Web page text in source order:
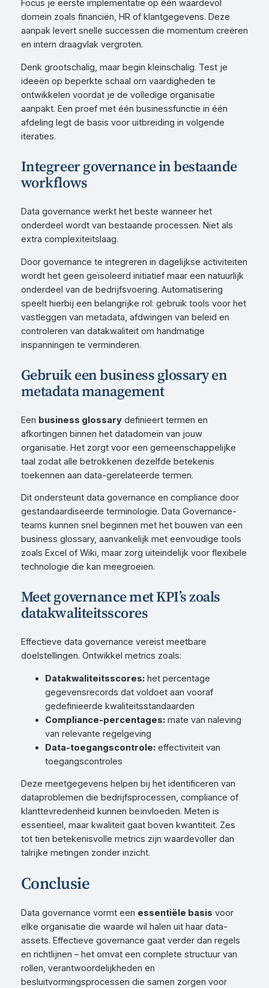
Focus je eerste implementatie op één waardevol
domein zoals financiën, HR of klantgegevens. Deze
aanpak levert snelle successen die momentum creëren
en intern draagvlak vergroten.
Denk grootschalig, maar begin kleinschalig. Test je
ideeën op beperkte schaal om vaardigheden te
ontwikkelen voordat je de volledige organisatie
aanpakt. Een proef met één businessfunctie in één
afdeling legt de basis voor uitbreiding in volgende
iteraties.
Integreer governance in bestaande
workflows
Data governance werkt het beste wanneer het
onderdeel wordt van bestaande processen. Niet als
extra complexiteitslaag.
Door governance te integreren in dagelijkse activiteiten
wordt het geen geïsoleerd initiatief maar een natuurlijk
onderdeel van de bedrijfsvoering. Automatisering
speelt hierbij een belangrijke rol: gebruik tools voor het
vastleggen van metadata, afdwingen van beleid en
controleren van datakwaliteit om handmatige
inspanningen te verminderen.
Gebruik een business glossary en
metadata management
Een business glossarydefinieert termen en
afkortingen binnen het datadomein van jouw
organisatie. Het zorgt voor een gemeenschappelijke
taal zodat alle betrokkenen dezelfde betekenis
toekennen aan data-gerelateerde termen.
Dit ondersteunt data governance en compliance door
gestandaardiseerde terminologie. Data Governance-
teams kunnen snel beginnen met het bouwen van een
business glossary, aanvankelijk met eenvoudige tools
zoals Excel of Wiki, maar zorg uiteindelijk voor flexibele
technologie die kan meegroeien.
Meet governance met KPI’s zoals
datakwaliteitsscores
Effectieve data governance vereist meetbare
doelstellingen. Ontwikkel metrics zoals:
Datakwaliteitsscores:het percentage
gegevensrecords dat voldoet aan vooraf
gedefinieerde kwaliteitsstandaarden
Compliance-percentages:mate van naleving
van relevante regelgeving
Data-toegangscontrole:effectiviteit van
toegangscontroles
Deze meetgegevens helpen bij het identificeren van
dataproblemen die bedrijfsprocessen, compliance of
klanttevredenheid kunnen beïnvloeden. Meten is
essentieel, maar kwaliteit gaat boven kwantiteit. Zes
tot tien betekenisvolle metrics zijn waardevoller dan
talrijke metingen zonder inzicht.
Conclusie
Data governance vormt een essentiële basis voor
elke organisatie die waarde wil halen uit haar data-
assets. Effectieve governance gaat verder dan regels
en richtlijnen – het omvat een complete structuur van
rollen, verantwoordelijkheden en
besluitvormingsprocessen die samen zorgen voor